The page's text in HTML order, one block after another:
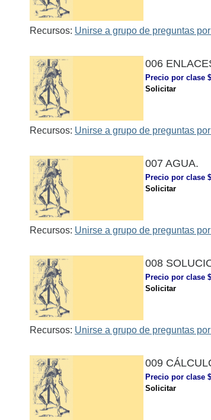
Recursos: Unirse a grupo de preguntas
006
Precio por clase
Solicitar
Recursos: Unirse a grupo de preguntas
007 AGUA.
Precio por clase
Solicitar
Recursos: Unirse a grupo de preguntas
008
Precio por clase
Solicitar
Recursos: Unirse a grupo de preguntas
009
Precio por clase
Solicitar